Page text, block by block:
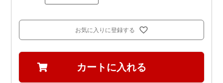
お気に入りに登録する
カートに入れる